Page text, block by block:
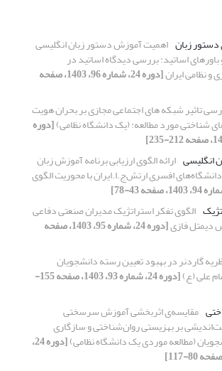
دستور زبان اهمیت آموزش دستور زبان انگلیسی
باورهای اساتید: بررسی دیدگاه اساتید در
و نظامی ایران [دوره 24، شماره 96، 1403، صفحه
تاثیر شبکه های اجتماعی مجازی بر بحران هویت
شناختی مورد مطالعه: (یک دانشگاه نظامی)[دوره
انگلیسی ارائه الگوی ارزیابی برنامه آموزش زبان
افسری ارتش‌ج.ا.ایران با محوریت الگوی
الگوی تفکر استراتژیک مدیران صنعتی دفاعی
دیمتل فازی [دوره 24، شماره 95، 1403، صفحه
گاردنر در بهبود تعیین رسته دانشجویان
علی‌ (ع) [دوره 24، شماره 93، 1403، صفحه 155-
مقایسه‌ی اثربخشی آموزش سرسختی
بر بهزیستی روان‌شناختی و سازگاری
(مطالعه موردی یک دانشگاه نظامی) [دوره 24،